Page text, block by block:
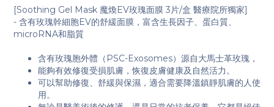
[Soothing Gel Mask 魔煥EV玫瑰面膜 3片/盒 醫療院所獨家]
- 含有玫瑰幹細胞EV的舒緩面膜，富含生長因子、蛋白質、
microRNA和脂質
含有玫瑰胞外體（PSC-Exosomes）源自大馬士革玫瑰，
能夠有效修復受損肌膚，恢復皮膚健康及自然活力。
可以幫助修復、舒緩與保濕，適合需要降溫鎮靜肌膚的人使
用。